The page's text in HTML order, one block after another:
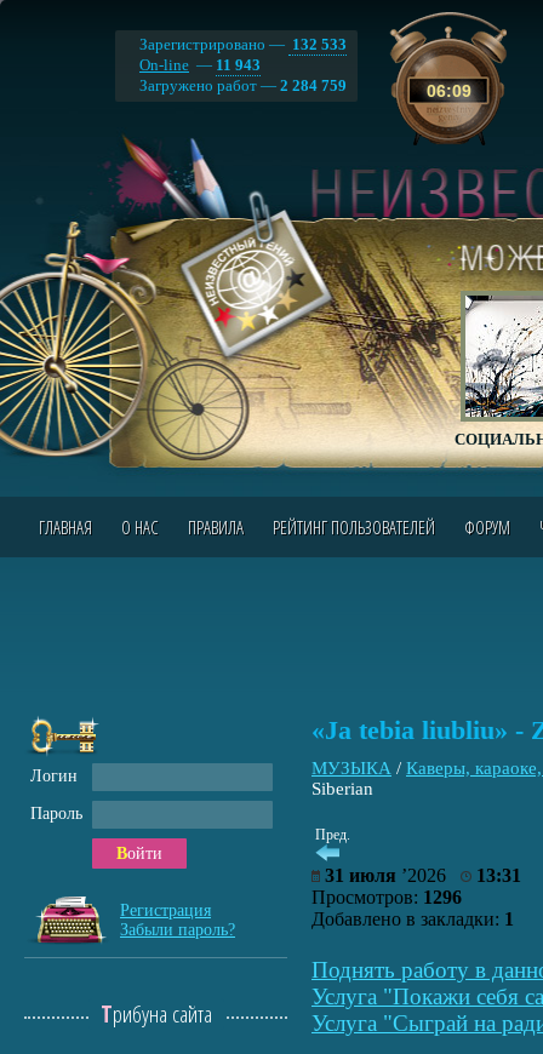
06:09
Зарегистрировано — 132 533
On-line — 11 943
Загружено работ — 2 284 759
ГЛАВНАЯ О НАС ПРАВИЛА РЕЙТИНГ ПОЛЬЗОВАТЕЛЕЙ ФОРУМ
«Ja tebia liubliu» -
МУЗЫКА / Каверы,
Siberian
Пред.
31 июля ’2026
13:31
Просмотров: 1296
Добавлено в закладки: 1
Поднять работу в
Услуга "Покажи себя
Услуга "Сыграй на
Логин
Пароль
Войти
Регистрация
Забыли пароль?
Трибуна сайта